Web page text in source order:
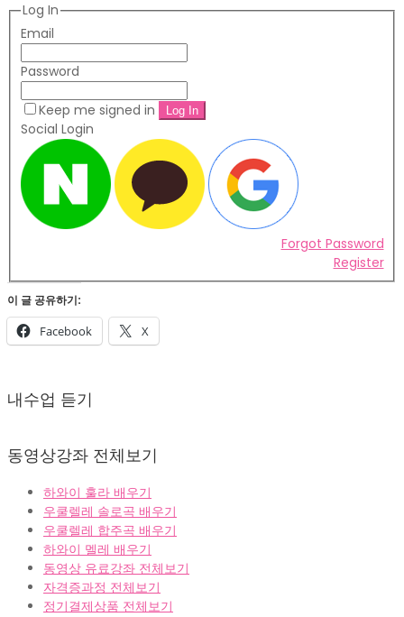
Log In
Email
Password
Keep me signed in
Social Login
Forgot Password
Register
이 글 공유하기:
Facebook X
02-
내수업 듣기
동영상강좌 전체보기
하와이 훌라 배우기
우쿨렐레 솔로곡 배우기
우쿨렐레 합주곡 배우기
하와이 멜레 배우기
동영상 유료강좌 전체보기
자격증과정 전체보기
정기결제상품 전체보기